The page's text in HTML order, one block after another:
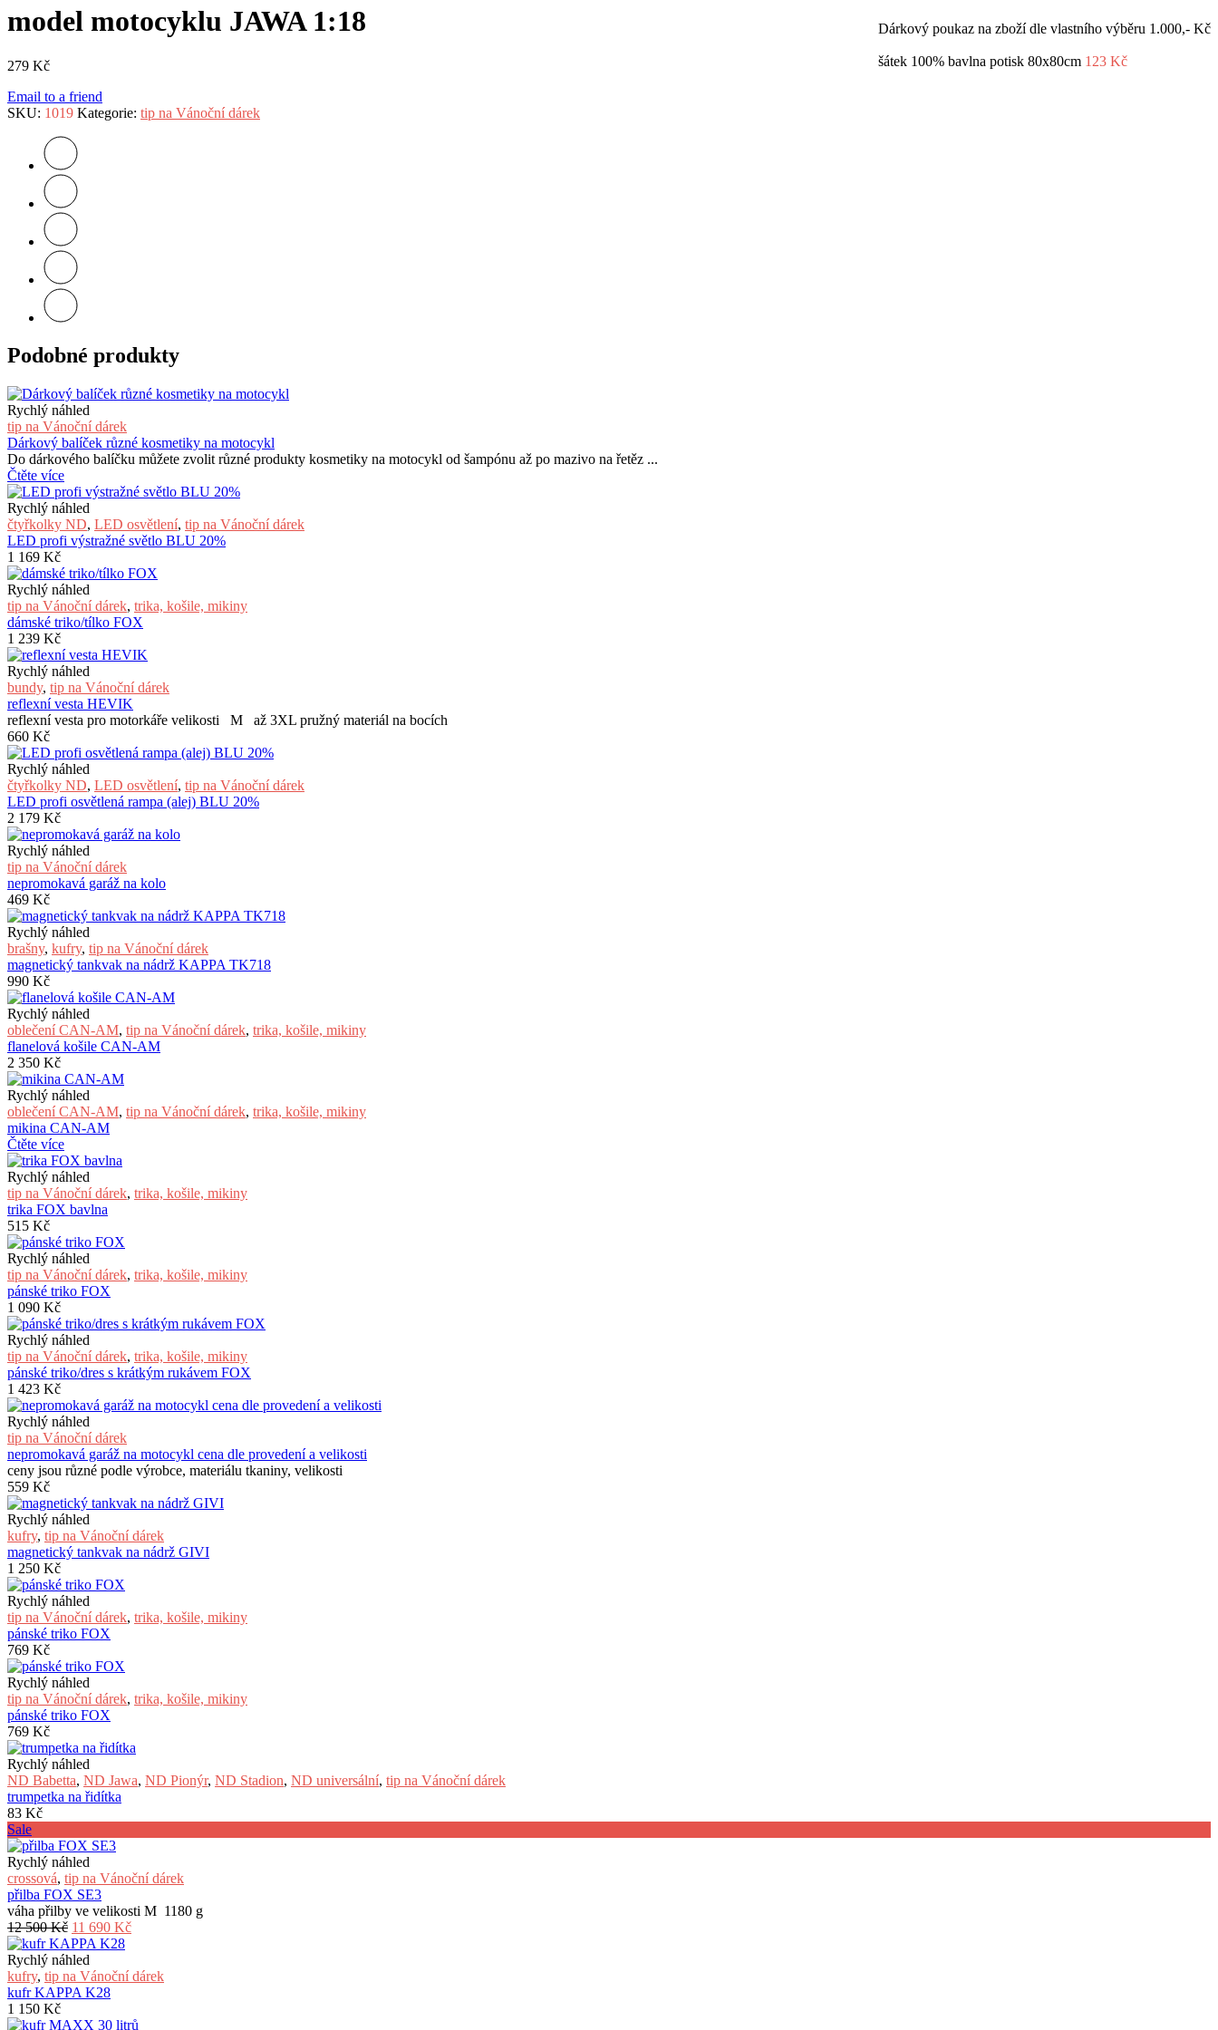
Dárkový poukaz na zboží dle vlastního výběru 1.000,- Kč
šátek 100% bavlna potisk 80x80cm 123 Kč
model motocyklu JAWA 1:18
279 Kč
Email to a friend
SKU: 1019 Kategorie: tip na Vánoční dárek
Podobné produkty
Rychlý náhled
tip na Vánoční dárek
Dárkový balíček různé kosmetiky na motocykl
Do dárkového balíčku můžete zvolit různé produkty kosmetiky na motocykl od šampónu až po mazivo na řetěz ...
Čtěte více
Rychlý náhled
čtyřkolky ND, LED osvětlení, tip na Vánoční dárek
LED profi výstražné světlo BLU 20%
1 169 Kč
Rychlý náhled
tip na Vánoční dárek, trika, košile, mikiny
dámské triko/tílko FOX
1 239 Kč
Rychlý náhled
bundy, tip na Vánoční dárek
reflexní vesta HEVIK
reflexní vesta pro motorkáře velikosti M až 3XL pružný materiál na bocích
660 Kč
Rychlý náhled
čtyřkolky ND, LED osvětlení, tip na Vánoční dárek
LED profi osvětlená rampa (alej) BLU 20%
2 179 Kč
Rychlý náhled
tip na Vánoční dárek
nepromokavá garáž na kolo
469 Kč
Rychlý náhled
brašny, kufry, tip na Vánoční dárek
magnetický tankvak na nádrž KAPPA TK718
990 Kč
Rychlý náhled
oblečení CAN-AM, tip na Vánoční dárek, trika, košile, mikiny
flanelová košile CAN-AM
2 350 Kč
Rychlý náhled
oblečení CAN-AM, tip na Vánoční dárek, trika, košile, mikiny
mikina CAN-AM
Čtěte více
Rychlý náhled
tip na Vánoční dárek, trika, košile, mikiny
trika FOX bavlna
515 Kč
Rychlý náhled
tip na Vánoční dárek, trika, košile, mikiny
pánské triko FOX
1 090 Kč
Rychlý náhled
tip na Vánoční dárek, trika, košile, mikiny
pánské triko/dres s krátkým rukávem FOX
1 423 Kč
Rychlý náhled
tip na Vánoční dárek
nepromokavá garáž na motocykl cena dle provedení a velikosti
ceny jsou různé podle výrobce, materiálu tkaniny, velikosti
559 Kč
Rychlý náhled
kufry, tip na Vánoční dárek
magnetický tankvak na nádrž GIVI
1 250 Kč
Rychlý náhled
tip na Vánoční dárek, trika, košile, mikiny
pánské triko FOX
769 Kč
Rychlý náhled
tip na Vánoční dárek, trika, košile, mikiny
pánské triko FOX
769 Kč
Rychlý náhled
ND Babetta, ND Jawa, ND Pionýr, ND Stadion, ND universální, tip na Vánoční dárek
trumpetka na řidítka
83 Kč
Sale
Rychlý náhled
crossová, tip na Vánoční dárek
přilba FOX SE3
váha přilby ve velikosti M 1180 g
12 500Kč Původní
cena
byla:
12
500 Kč.
11 690 KčAktuální
11
Rychlý náhled
kufry, tip na Vánoční dárek
kufr KAPPA K28
1 150 Kč